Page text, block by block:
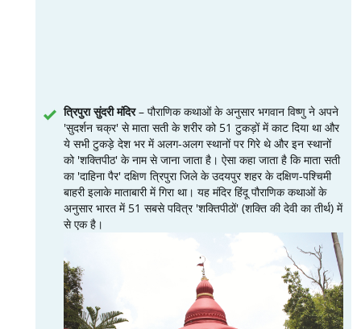
त्रिपुरा सुंदरी मंदिर– पौराणिक कथाओं के अनुसार भगवान विष्णु ने अपने
'सुदर्शन चक्र' से माता सती के शरीर को 51 टुकड़ों में काट दिया था और
ये सभी टुकड़े देश भर में अलग-अलग स्थानों पर गिरे थे और इन स्थानों
को 'शक्तिपीठ' के नाम से जाना जाता है। ऐसा कहा जाता है कि माता सती
का 'दाहिना पैर' दक्षिण त्रिपुरा जिले के उदयपुर शहर के दक्षिण-पश्चिमी
बाहरी इलाके माताबारी में गिरा था। यह मंदिर हिंदू पौराणिक कथाओं के
अनुसार भारत में 51 सबसे पवित्र 'शक्तिपीठों' (शक्ति की देवी का तीर्थ) में
से एक है।